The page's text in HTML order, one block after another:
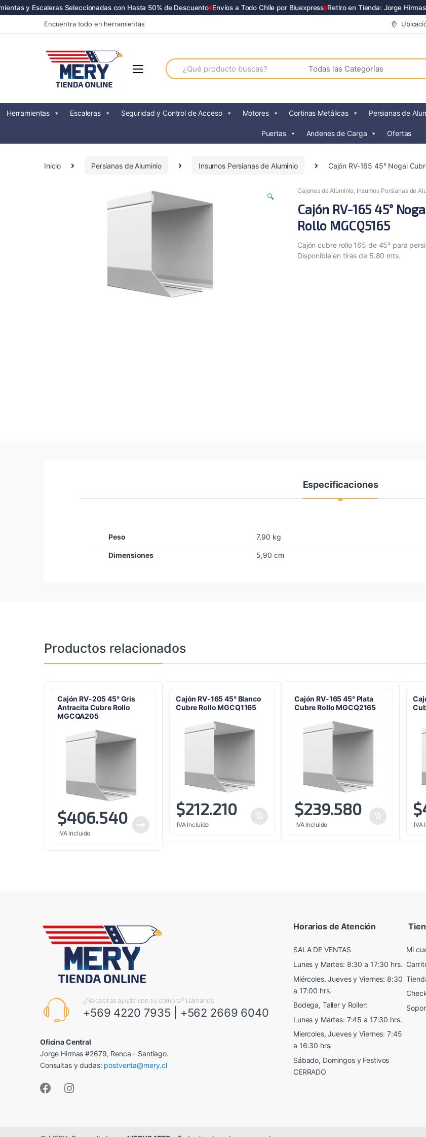
y Escaleras Seleccionadas con Hasta 50% de Descuento Envíos a Todo Chile por Bluexpress Retiro en Tienda: Jorge Hirmas
to
to
Encuentra todo en herramientas
Search
for:
Herramientas Escaleras Seguridad y Control de Acceso Motores Cortinas Metálicas Persianas de
Puertas Andenes de Carga Ofertas
Inicio Persianas de Aluminio Insumos Persianas de Aluminio Cajón RV-165 45° Nogal
🔍
Cajones de Aluminio Insumos Persianas de
Cajón RV-165 45°
Rollo MGCQ5165
Cajón cubre rollo 165 de 45° para
Disponible en tiras de 5.80 mts.
Especificaciones
Peso 7,90 kg
Dimensiones 5,90 cm
Productos relacionados
Cajón RV-205 45° Gris
Antracita Cubre Rollo
MGCQA205
$406.540
IVA Incluido
Cajón RV-165 45° Blanco
Cubre Rollo MGCQ1165
$212.210
IVA Incluido
Cajón RV-165 45° Plata
Cubre Rollo MGCQ2165
$239.580
IVA Incluido
$
IVA
¿Necesitas ayuda con tu compra? Llámanos!
+569 4220 7935 +562 2669 6040
Oficina Central
Jorge Hirmas #2679, Renca - Santiago.
Consultas y dudas: postventa@mery.cl
Horarios de Atención
SALA DE VENTAS
Lunes y Martes: 8:30 a 17:30 hrs.
Miércoles, Jueves y Viernes: 8:30
a 17:00 hrs.
Bodega, Taller y Roller:
Lunes y Martes: 7:45 a 17:30 hrs.
Miercoles, Jueves y Viernes: 7:45
a 16:30 hrs.
Sábado, Domingos y Festivos
CERRADO
Mi